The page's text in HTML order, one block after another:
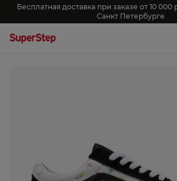
Бесплатная доставка при заказе от 10
Санкт Петербурге